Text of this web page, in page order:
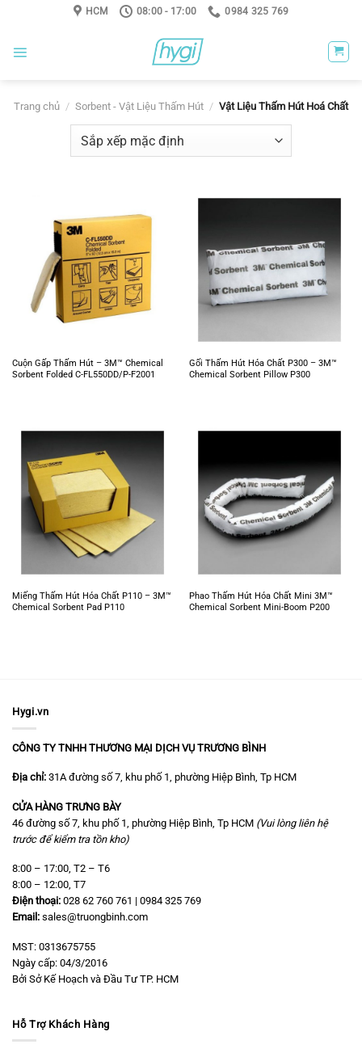
HCM 08:00 - 17:00 0984 325 769
Trang chủ / Sorbent - Vật Liệu Thấm Hút / Vật Liệu Thấm Hút Hoá Chất
Cuộn Gấp Thấm Hút – 3M™ Chemical
Sorbent Folded C-FL550DD/P-F2001
Gối Thấm Hút Hóa Chất P300 – 3M™
Chemical Sorbent Pillow P300
Miếng Thấm Hút Hóa Chất P110 – 3M™
Chemical Sorbent Pad P110
Phao Thấm Hút Hóa Chất Mini 3M™
Chemical Sorbent Mini-Boom P200
Hygi.vn
CÔNG TY TNHH THƯƠNG MẠI DỊCH VỤ TRƯƠNG BÌNH
Địa chỉ: 31A đường số 7, khu phố 1, phường Hiệp Bình, Tp HCM
CỬA HÀNG TRƯNG BÀY
46 đường số 7, khu phố 1, phường Hiệp Bình, Tp HCM (Vui lòng liên hệ
trước để kiểm tra tồn kho)
8:00 – 17:00, T2 – T6
8:00 – 12:00, T7
Điện thoại: 028 62 760 761 | 0984 325 769
Email: sales@truongbinh.com
MST: 0313675755
Ngày cấp: 04/3/2016
Bởi Sở Kế Hoạch và Đầu Tư TP. HCM
Hỗ Trợ Khách Hàng